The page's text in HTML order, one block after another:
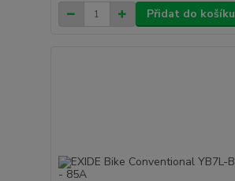
Přidat do košíku